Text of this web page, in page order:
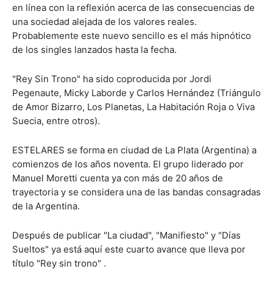
en línea con la reflexión acerca de las consecuencias de
una sociedad alejada de los valores reales.
Probablemente este nuevo sencillo es el más hipnótico
de los singles lanzados hasta la fecha.
"Rey Sin Trono" ha sido coproducida por Jordi
Pegenaute, Micky Laborde y Carlos Hernández (Triángulo
de Amor Bizarro, Los Planetas, La Habitación Roja o Viva
Suecia, entre otros).
ESTELARES se forma en ciudad de La Plata (Argentina) a
comienzos de los años noventa. El grupo liderado por
Manuel Moretti cuenta ya con más de 20 años de
trayectoria y se considera una de las bandas consagradas
de la Argentina.
Después de publicar "La ciudad", "Manifiesto" y "Días
Sueltos" ya está aquí este cuarto avance que lleva por
título "Rey sin trono" .